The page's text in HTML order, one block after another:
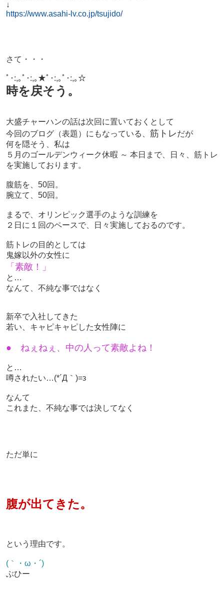
↓
https://www.asahi-lv.co.jp/tsujido/
さて・・・
ﾟ･:,｡ﾟ･:,｡★ﾟ･:,｡ﾟ･:,｡☆
時を戻そう。
大盛チャーハンの話は次回に置いておくとして
今回のブログ（表題）にもなっている、 筋トレだが
何を隠そう、私は
５月のゴールデンウィーク休暇 ～ 本日まで、日々、筋トレ
を実施しております。
腹筋を、50回。
腕立て、50回。
まるで、オリンピック選手のような訓練を
２日に１回のペースで、日々実施しておるのです。
筋トレの目的としては
鬼嫁以外の女性に
「素敵！」
と…
なんて、不純な事ではなく
新卒で入社してきた
若い、キャピキャピした女性陣に
● ねぇねぇ、中の人って素敵よね！
と…
噂されたい…(*´Д｀)=з
なんて
これまた、不純な事では決してなく
ただ単に
腹が出てきた。
という理由です。
(｀・ω・´)ゞ
ぶひー